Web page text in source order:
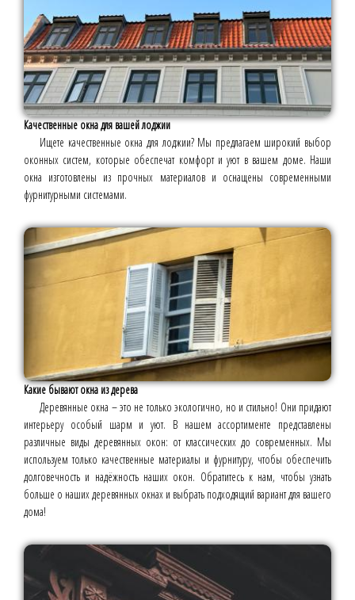
Качественные окна для вашей лоджии
Ищете качественные окна для лоджии? Мы предлагаем широкий выбор
оконных систем, которые обеспечат комфорт и уют в вашем доме. Наши
окна изготовлены из прочных материалов и оснащены современными
фурнитурными системами.
Какие бывают окна из дерева
Деревянные окна – это не только экологично, но и стильно! Они придают
интерьеру особый шарм и уют. В нашем ассортименте представлены
различные виды деревянных окон: от классических до современных. Мы
используем только качественные материалы и фурнитуру, чтобы обеспечить
долговечность и надёжность наших окон. Обратитесь к нам, чтобы узнать
больше о наших деревянных окнах и выбрать подходящий вариант для вашего
дома!